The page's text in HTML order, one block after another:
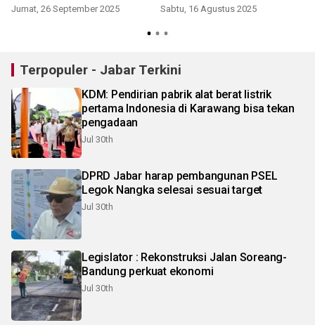
Jumat, 26 September 2025 Sabtu, 16 Agustus 2025
Terpopuler - Jabar Terkini
KDM: Pendirian pabrik alat berat listrik
pertama Indonesia di Karawang bisa tekan
pengadaan
Jul 30th
DPRD Jabar harap pembangunan PSEL
Legok Nangka selesai sesuai target
Jul 30th
Legislator : Rekonstruksi Jalan Soreang-
Bandung perkuat ekonomi
Jul 30th